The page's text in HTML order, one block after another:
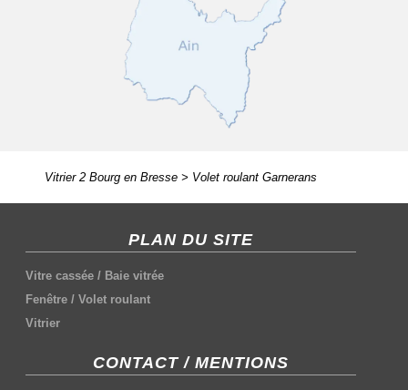
Vitrier 2 Bourg en Bresse> Volet roulant Garnerans
PLAN DU SITE
Vitre cassée / Baie vitrée
Fenêtre /Volet roulant
Vitrier
CONTACT / MENTIONS